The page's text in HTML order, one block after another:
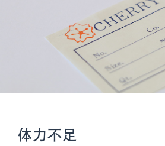
体力不足